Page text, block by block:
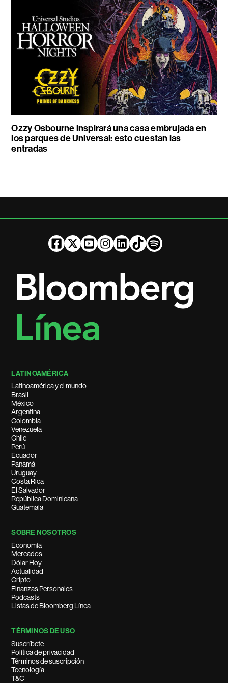
Ozzy Osbourne inspirará una casa embrujada en
los parques de Universal: esto cuestan las
entradas
LATINOAMÉRICA
Latinoamérica y el mundo
Brasil
México
Argentina
Colombia
Venezuela
Chile
Perú
Ecuador
Panamá
Uruguay
Costa Rica
El Salvador
República Dominicana
Guatemala
SOBRE NOSOTROS
Economía
Mercados
Dólar Hoy
Actualidad
Cripto
Finanzas Personales
Podcasts
Listas de Bloomberg Línea
TÉRMINOS DE USO
Suscríbete
Política de privacidad
Términos de suscripción
Tecnología
T&C